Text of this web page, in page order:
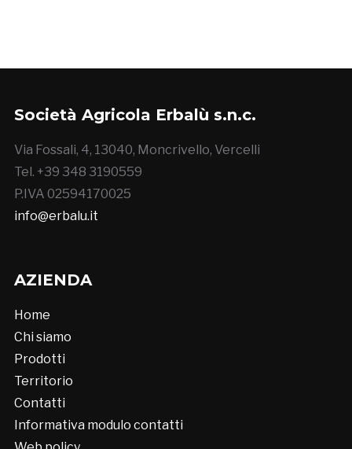
Società Agricola Erbalù s.n.c.
Via Fossali, 4, 13040, Moncrivello, Vercelli
Tel. +39 348 3190559
P.IVA 02594170025
info@erbalu.it
AZIENDA
Home
Chi siamo
Prodotti
Territorio
Contatti
Informativa modulo contatti